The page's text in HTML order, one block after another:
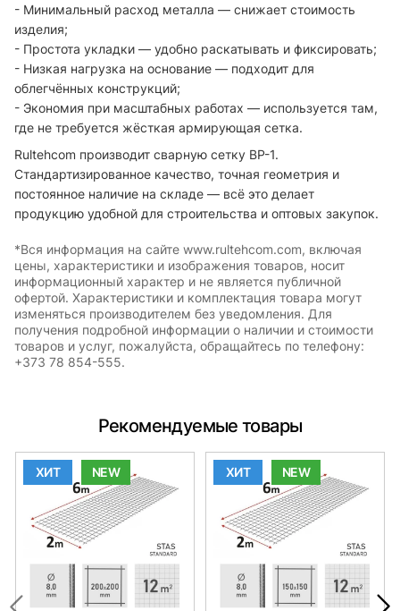
- Минимальный расход металла — снижает стоимость
изделия;
- Простота укладки — удобно раскатывать и фиксировать;
- Низкая нагрузка на основание — подходит для
облегчённых конструкций;
- Экономия при масштабных работах — используется там,
где не требуется жёсткая армирующая сетка.
Rultehcom производит сварную сетку ВР-1.
Стандартизированное качество, точная геометрия и
постоянное наличие на складе — всё это делает
продукцию удобной для строительства и оптовых закупок.
*Вся информация на сайте www.rultehcom.com, включая
цены, характеристики и изображения товаров, носит
информационный характер и не является публичной
офертой. Характеристики и комплектация товара могут
изменяться производителем без уведомления. Для
получения подробной информации о наличии и стоимости
товаров и услуг, пожалуйста, обращайтесь по телефону:
+373 78 854-555.
Рекомендуемые товары
ХИТ NEW ХИТ NEW